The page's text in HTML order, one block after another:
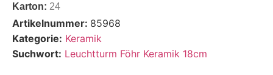
Karton: 24
Artikelnummer: 85968
Kategorie: Keramik
Suchwort: Leuchtturm Föhr Keramik 18cm